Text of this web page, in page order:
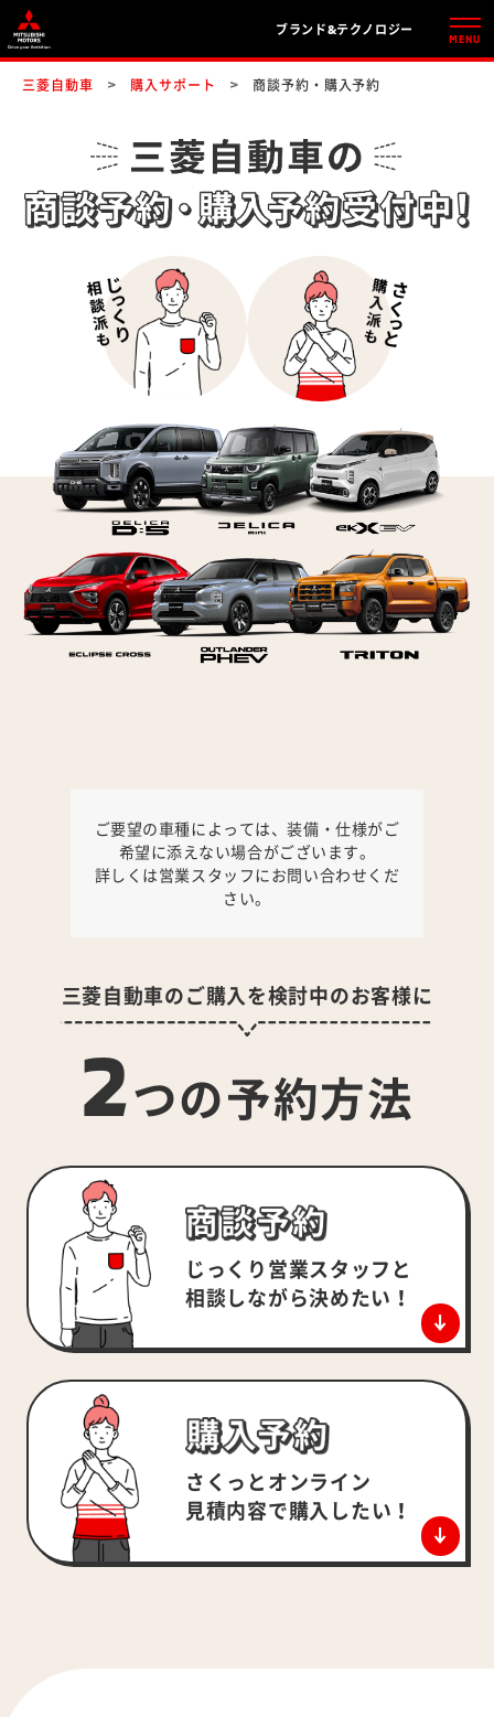
ブランド&テクノロジー
三菱自動車 購入サポート 商談予約・購入予約
ご要望の車種によっては、装備・仕様がご
希望に添えない場合がございます。
詳しくは営業スタッフにお問い合わせくだ
さい。
三菱自動車のご購入を検討中のお客様に
2つの予約方法
じっくり営業スタッフと
相談しながら決めたい！
さくっとオンライン
見積内容で購入したい！